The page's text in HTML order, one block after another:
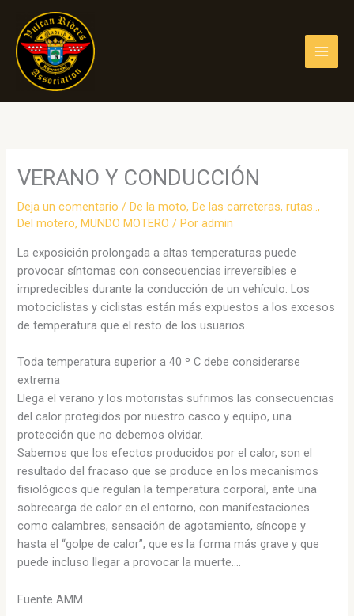
contenido
VERANO Y CONDUCCIÓN
Deja un comentario / De la moto, De las carreteras, rutas..,
Del motero, MUNDO MOTERO / Poradmin
La exposición prolongada a altas temperaturas puede
provocar síntomas con consecuencias irreversibles e
impredecibles durante la conducción de un vehículo. Los
motociclistas y ciclistas están más expuestos a los excesos
de temperatura que el resto de los usuarios.
Toda temperatura superior a 40 º C debe considerarse
extrema
Llega el verano y los motoristas sufrimos las consecuencias
del calor protegidos por nuestro casco y equipo, una
protección que no debemos olvidar.
Sabemos que los efectos producidos por el calor, son el
resultado del fracaso que se produce en los mecanismos
fisiológicos que regulan la temperatura corporal, ante una
sobrecarga de calor en el entorno, con manifestaciones
como calambres, sensación de agotamiento, síncope y
hasta el “golpe de calor”, que es la forma más grave y que
puede incluso llegar a provocar la muerte….
Fuente AMM